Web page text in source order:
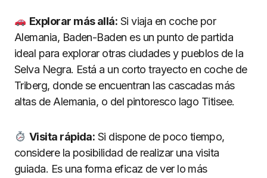
Explorar más allá: Si viaja en coche por
Alemania, Baden-Baden es un punto de partida
ideal para explorar otras ciudades y pueblos de la
Selva Negra. Está a un corto trayecto en coche de
Triberg, donde se encuentran las cascadas más
altas de Alemania, o del pintoresco lago Titisee.
Visita rápida: Si dispone de poco tiempo,
considere la posibilidad de realizar una visita
guiada. Es una forma eficaz de ver lo más